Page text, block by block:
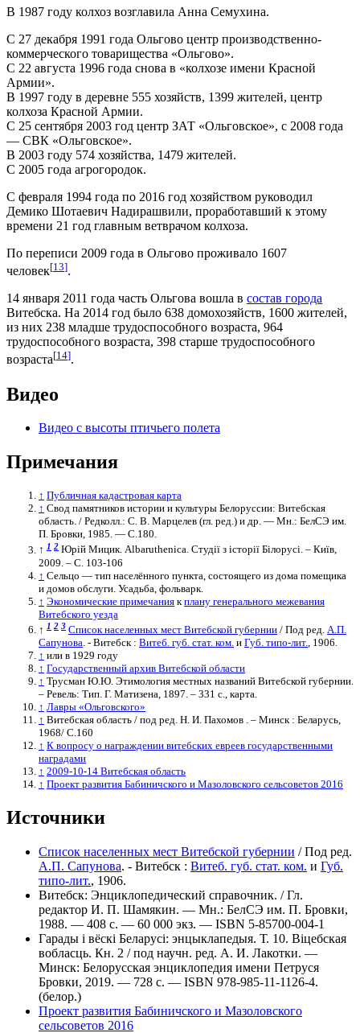
В 1987 году колхоз возглавила Анна Семухина.
С 27 декабря 1991 года Ольгово центр производственно-
коммерческого товарищества «Ольгово».
С 22 августа 1996 года снова в «колхозе имени Красной
Армии».
В 1997 году в деревне 555 хозяйств, 1399 жителей, центр
колхоза Красной Армии.
С 25 сентября 2003 год центр ЗАТ «Ольговское», с 2008 года
— СВК «Ольговское».
В 2003 году 574 хозяйства, 1479 жителей.
С 2005 года агрогородок.
С февраля 1994 года по 2016 год хозяйством руководил
Демико Шотаевич Надирашвили, проработавший к этому
времени 21 год главным ветврачом колхоза.
По переписи 2009 года в Ольгово проживало 1607
человек[13].
14 января 2011 года часть Ольгова вошла в состав города
Витебска. На 2014 год было 638 домохозяйств, 1600 жителей,
из них 238 младше трудоспособного возраста, 964
трудоспособного возраста, 398 старше трудоспособного
возраста[14].
Видео
Видео с высоты птичьего полета
Примечания
↑ Публичная кадастровая карта
↑ Свод памятников истории и культуры Белоруссии: Витебская
область. / Редколл.: С. В. Марцелев (гл. ред.) и др. — Мн.: БелСЭ им.
П. Бровки, 1985. — С.180.
↑ 1 2 Юрій Мицик. Albaruthenica. Студії з історії Білорусі. – Київ,
2009. – С. 103-106
↑ Сельцо — тип населённого пункта, состоящего из дома помещика
и домов обслуги. Усадьба, фольварк.
↑ Экономические примечания к плану генерального межевания
Витебского уезда
↑ 1 2 3 Список населенных мест Витебской губернии / Под ред. А.П.
Сапунова. - Витебск : Витеб. губ. стат. ком. и Губ. типо-лит., 1906.
↑ или в 1929 году
↑ Государственный архив Витебской области
↑ Трусман Ю.Ю. Этимология местных названий Витебской губернии.
– Ревель: Тип. Г. Матизена, 1897. – 331 с., карта.
↑ Лавры «Ольговского»
↑ Витебская область / под ред. Н. И. Пахомов . – Минск : Беларусь,
1968/ C.160
↑ К вопросу о награждении витебских евреев государственными
наградами
↑ 2009-10-14 Витебская область
↑ Проект развития Бабиничского и Мазоловского сельсоветов 2016
Источники
Список населенных мест Витебской губернии / Под ред.
А.П. Сапунова. - Витебск : Витеб. губ. стат. ком. и Губ.
типо-лит., 1906.
Витебск: Энциклопедический справочник. / Гл.
редактор И. П. Шамякин. — Мн.: БелСЭ им. П. Бровки,
1988. — 408 с. — 60 000 экз. — ISBN 5-85700-004-1
Гарады і вёскі Беларусі: энцыклапедыя. Т. 10. Віцебская
вобласць. Кн. 2 / под научн. ред. А. И. Лакотки. —
Минск: Белорусская энциклопедия имени Петруся
Бровки, 2019. — 728 с. — ISBN 978-985-11-1126-4.
(белор.)
Проект развития Бабиничского и Мазоловского
сельсоветов 2016